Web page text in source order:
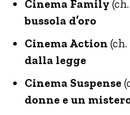
Cinema Family
bussola d’oro
Cinema Action
dalla legge
Cinema Suspense
donne e un